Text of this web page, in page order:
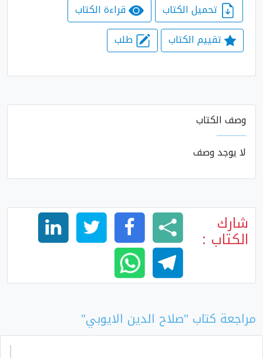
قراءة الكتاب
تقييم الكتاب
طلب
وصف الكتاب
لا يوجد وصف
شارك
الكتاب :
مراجعة كتاب "صلاح الدين الايوبي"